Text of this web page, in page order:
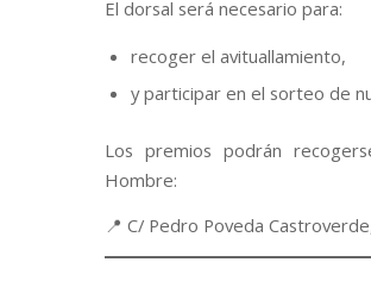
El dorsal será necesario para:
recoger el avituallamiento,
y participar en el sorteo de
Los premios podrán
Hombre:
📍 C/ Pedro Poveda